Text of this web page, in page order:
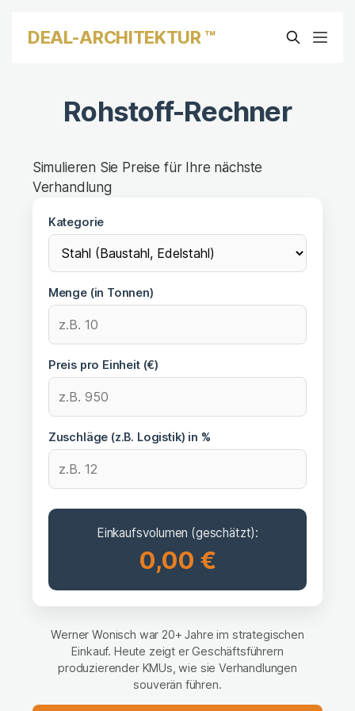
DEAL-ARCHITEKTUR ™
Rohstoff-Rechner
Simulieren Sie Preise für Ihre nächste
Verhandlung
Kategorie
Menge (in Tonnen)
Preis pro Einheit (€)
Zuschläge (z.B. Logistik) in %
Einkaufsvolumen (geschätzt):
0,00 €
Werner Wonisch war 20+ Jahre im strategischen
Einkauf. Heute zeigt er Geschäftsführern
produzierender KMUs, wie sie Verhandlungen
souverän führen.